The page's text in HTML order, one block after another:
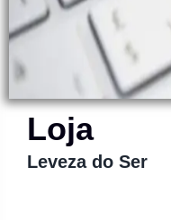
Loja
Leveza do Ser